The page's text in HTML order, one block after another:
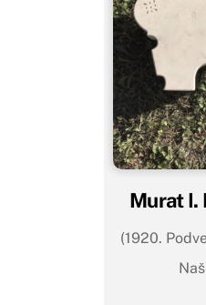
Murat I.
(1920.